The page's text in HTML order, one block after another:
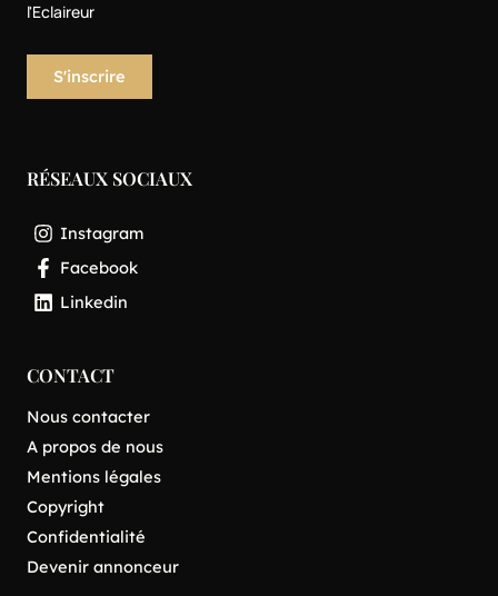
l'Eclaireur
RÉSEAUX SOCIAUX
Instagram
Facebook
Linkedin
CONTACT
Nous contacter
A propos de nous
Mentions légales
Copyright
Confidentialité
Devenir annonceur